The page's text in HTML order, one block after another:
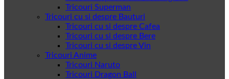
Tricouri Superman
Tricouri cu si despre Bauturi
Tricouri cu si despre Cafea
Tricouri cu si despre Bere
Tricouri cu si despre Vin
Tricouri Anime
Tricouri Naruto
Tricouri Dragon Ball